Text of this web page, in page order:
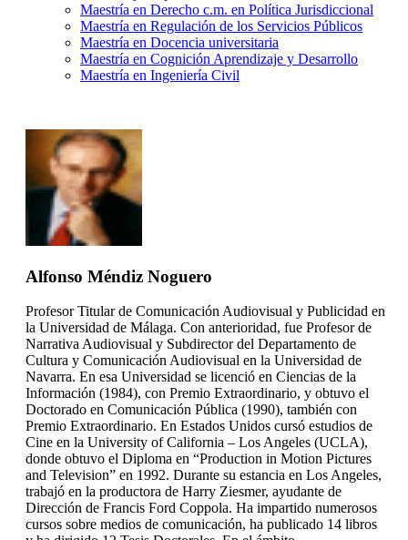
Maestría en Derecho c.m. en Política Jurisdiccional
Maestría en Regulación de los Servicios Públicos
Maestría en Docencia universitaria
Maestría en Cognición Aprendizaje y Desarrollo
Maestría en Ingeniería Civil
Alfonso Méndiz Noguero
Profesor Titular de Comunicación Audiovisual y Publicidad en
la Universidad de Málaga. Con anterioridad, fue Profesor de
Narrativa Audiovisual y Subdirector del Departamento de
Cultura y Comunicación Audiovisual en la Universidad de
Navarra. En esa Universidad se licenció en Ciencias de la
Información (1984), con Premio Extraordinario, y obtuvo el
Doctorado en Comunicación Pública (1990), también con
Premio Extraordinario. En Estados Unidos cursó estudios de
Cine en la University of California – Los Angeles (UCLA),
donde obtuvo el Diploma en “Production in Motion Pictures
and Television” en 1992. Durante su estancia en Los Angeles,
trabajó en la productora de Harry Ziesmer, ayudante de
Dirección de Francis Ford Coppola. Ha impartido numerosos
cursos sobre medios de comunicación, ha publicado 14 libros